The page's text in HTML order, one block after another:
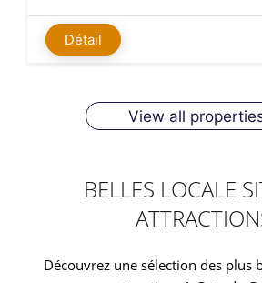
Détail
View all
BELLES LOCALE
Découvrez une sélection des plus